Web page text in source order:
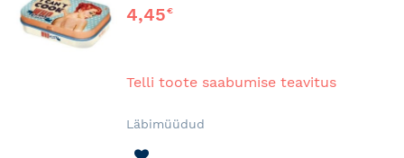
4,45€
Telli toote saabumise teavitus
Läbimüüdud